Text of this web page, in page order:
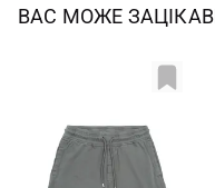
ВАС МОЖЕ